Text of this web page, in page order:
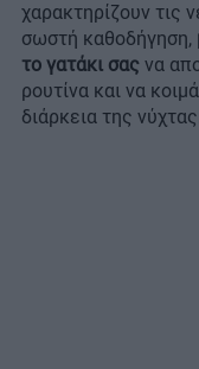
χαρακτηρίζουν τις
σωστή καθοδήγηση,
το γατάκι σας να
ρουτίνα και να
διάρκεια της